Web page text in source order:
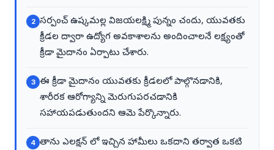
2 సర్పంచ్ ఉష్కమల్ల విజయలక్ష్మి పున్నం చందు, యువతకు
క్రీడల ద్వారా ఉద్యోగ అవకాశాలను అందించాలనే లక్ష్యంతో
క్రీడా మైదానం ఏర్పాటు చేశారు.
3 ఈ క్రీడా మైదానం యువతకు క్రీడలలో పాల్గొనడానికి,
శారీరక ఆరోగ్యాన్ని మెరుగుపరచడానికి
సహాయపడుతుందని ఆమె పేర్కొన్నారు.
4 తాను ఎలక్షన్ లో ఇచ్చిన హామీలు ఒకదాని తర్వాత ఒకటి